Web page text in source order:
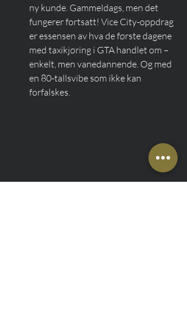
ny kunde. Gammeldags, men det
fungerer fortsatt! Vice City-oppdrag
er essensen av hva de første dagene
med taxikjøring i GTA handlet om –
enkelt, men vanedannende. Og med
en 80-tallsvibe som ikke kan
forfalskes.